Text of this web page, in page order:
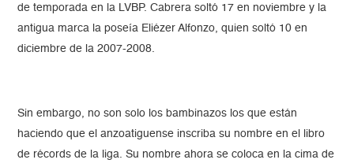
de temporada en la LVBP. Cabrera soltó 17 en noviembre y la
antigua marca la poseía Eliézer Alfonzo, quien soltó 10 en
diciembre de la 2007-2008.
Sin embargo, no son solo los bambinazos los que están
haciendo que el anzoatiguense inscriba su nombre en el libro
de récords de la liga. Su nombre ahora se coloca en la cima de